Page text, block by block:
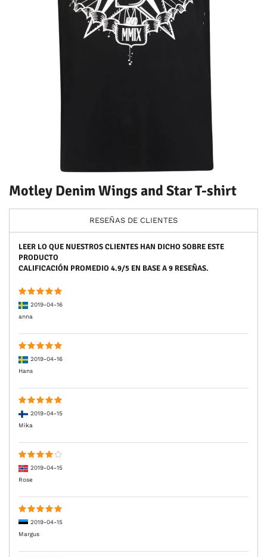
Motley Denim Wings and Star T-shirt
RESEÑAS DE CLIENTES
LEER LO QUE NUESTROS CLIENTES HAN DICHO SOBRE ESTE
PRODUCTO
CALIFICACIÓN PROMEDIO4.9/5 EN BASE A9 RESEÑAS.
2019-04-16
anna
2019-04-16
Hans
2019-04-15
Mika
2019-04-15
Rose
2019-04-15
Margus